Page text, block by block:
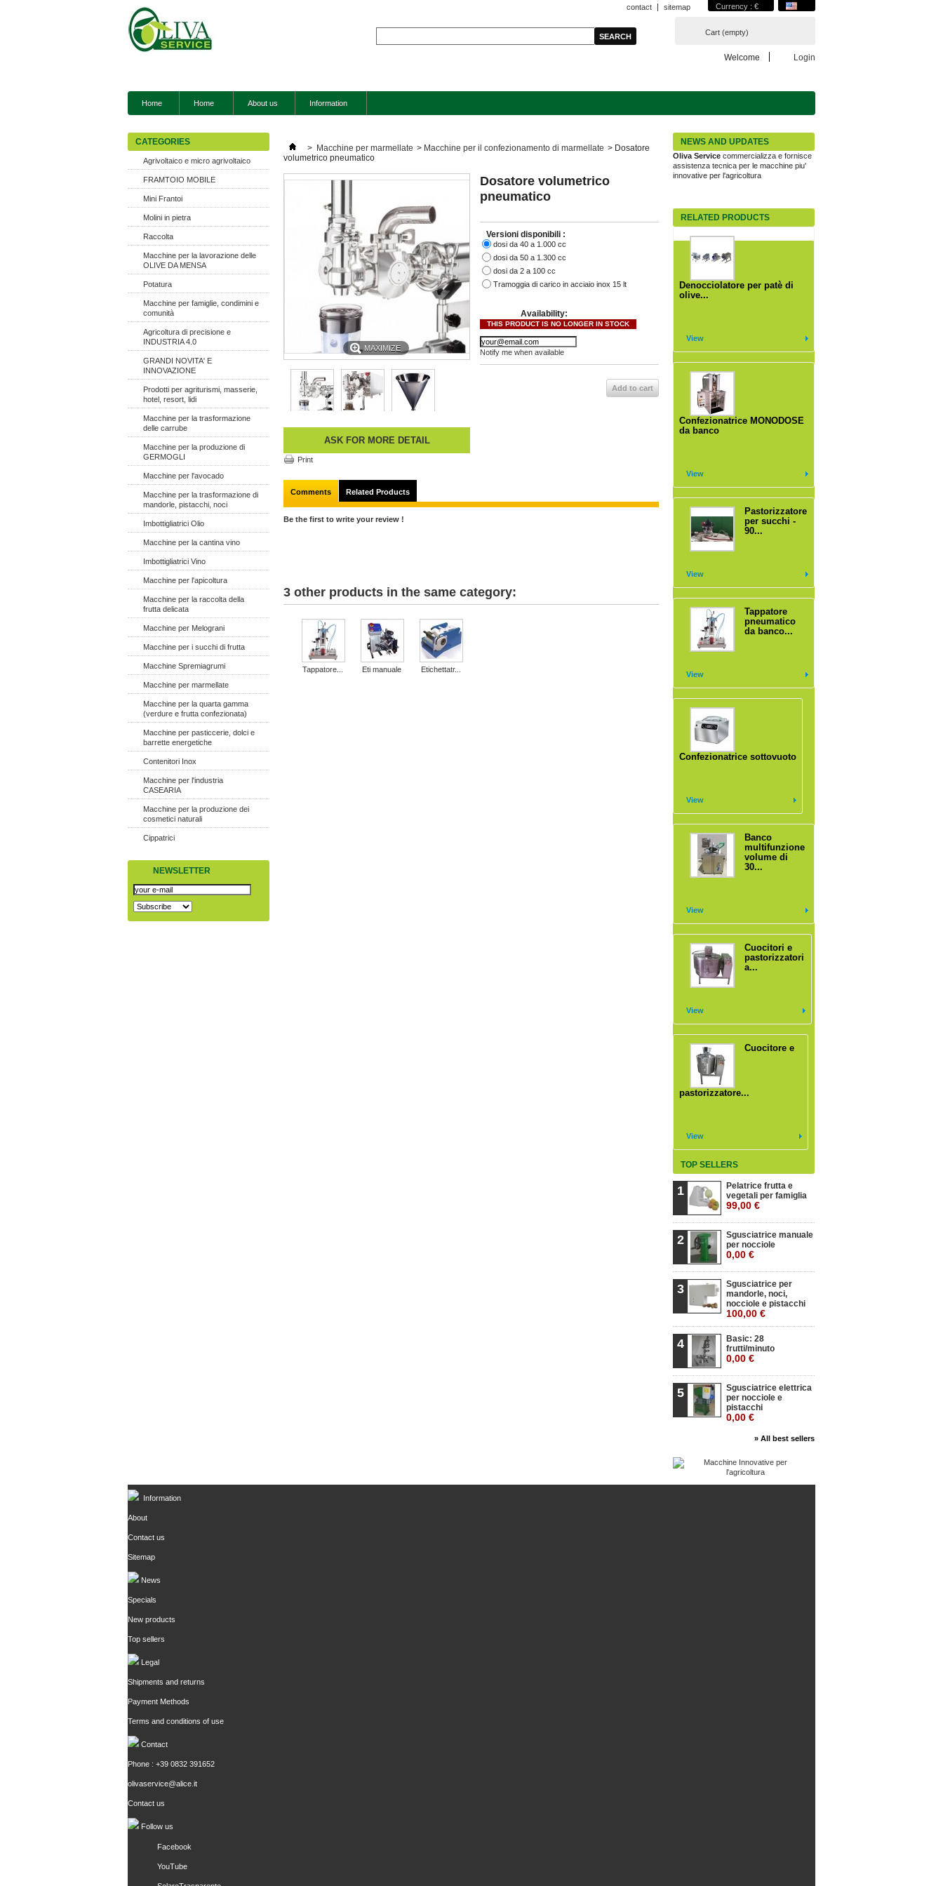
Currency : €
contact sitemap
Cart (empty)
Welcome Login
Home Home About us Information
CATEGORIES
Agrivoltaico e micro agrivoltaico
FRAMTOIO MOBILE
Mini Frantoi
Molini in pietra
Raccolta
Macchine per la lavorazione delle
OLIVE DA MENSA
Potatura
Macchine per famiglie, condimini e
comunità
Agricoltura di precisione e
INDUSTRIA 4.0
GRANDI NOVITA' E
INNOVAZIONE
Prodotti per agriturismi, masserie,
hotel, resort, lidi
Macchine per la trasformazione
delle carrube
Macchine per la produzione di
GERMOGLI
Macchine per l'avocado
Macchine per la trasformazione di
mandorle, pistacchi, noci
Imbottigliatrici Olio
Macchine per la cantina vino
Imbottigliatrici Vino
Macchine per l'apicoltura
Macchine per la raccolta della
frutta delicata
Macchine per Melograni
Macchine per i succhi di frutta
Macchine Spremiagrumi
Macchine per marmellate
Macchine per la quarta gamma
(verdure e frutta confezionata)
Macchine per pasticcerie, dolci e
barrette energetiche
Contenitori Inox
Macchine per l'industria
CASEARIA
Macchine per la produzione dei
cosmetici naturali
Cippatrici
NEWSLETTER
> Macchine per marmellate > Macchine per il confezionamento di marmellate > Dosatore
volumetrico pneumatico
MAXIMIZE
ASK FOR MORE DETAIL
Print
Dosatore volumetrico
pneumatico
Versioni disponibili :
dosi da 40 a 1.000 cc
dosi da 50 a 1.300 cc
dosi da 2 a 100 cc
Tramoggia di carico in acciaio inox 15 lt
Availability:
THIS PRODUCT IS NO LONGER IN STOCK
Notify me when available
Add to cart
Comments Related Products
Be the first to write your review !
3 other products in the same category:
Tappatore... Eti manuale Etichettatr...
NEWS AND UPDATES
La soluzione per l'ammodernamento delle
aziende agricole.
RELATED PRODUCTS
Denocciolatore per patè di
olive...
View
Confezionatrice MONODOSE
da banco
View
Pastorizzatore
per succhi -
90...
View
Tappatore
pneumatico
da banco...
View
Confezionatrice sottovuoto
View
Banco
multifunzione
volume di
30...
View
Cuocitori e
pastorizzatori
a...
View
Cuocitore e
pastorizzatore...
View
TOP SELLERS
1
Pelatrice frutta e
vegetali per famiglia
99,00 €
2
Sgusciatrice manuale
per nocciole
0,00 €
3
Sgusciatrice per
mandorle, noci,
nocciole e pistacchi
100,00 €
4
Basic: 28
frutti/minuto
0,00 €
5
Sgusciatrice elettrica
per nocciole e
pistacchi
0,00 €
» All best sellers
Information
About
Contact us
Sitemap
News
Specials
New products
Top sellers
Legal
Shipments and returns
Payment Methods
Terms and conditions of use
Contact
Phone : +39 0832 391652
olivaservice@alice.it
Contact us
Follow us
Facebook
YouTube